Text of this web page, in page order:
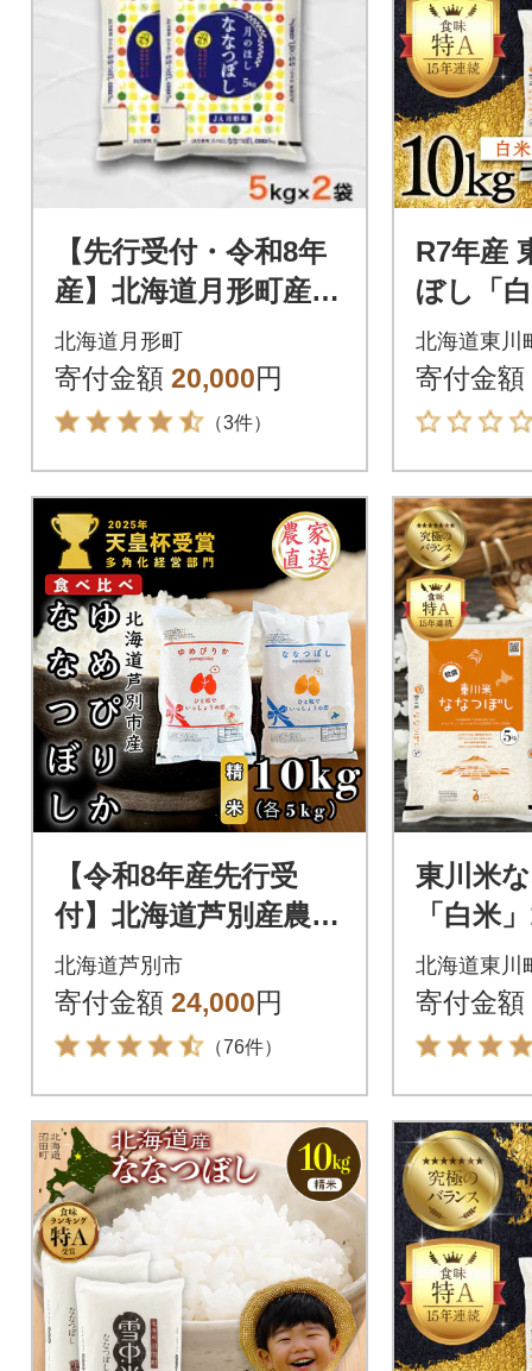
【先行受付・令和8年
産】北海道月形町産な
なつぼし「無洗米」1
0kg(5kg×2)特Aランク
獲得 新米
北海道月形町
寄付金額 20,000円
（3件）
R7年産
ぼし「
月中旬
01006-
北海道東川
寄付金額
【令和8年産先行受
付】北海道芦別産農家
直送のゆめぴりか5kg
&ななつぼし5kg(計10
kg)
北海道芦別市
寄付金額 24,000円
（76件）
東川米
「白米
送)【
北海道東川
寄付金額